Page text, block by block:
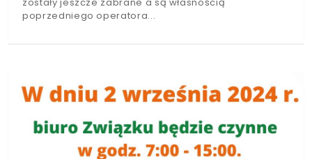
poprzedniego operatora